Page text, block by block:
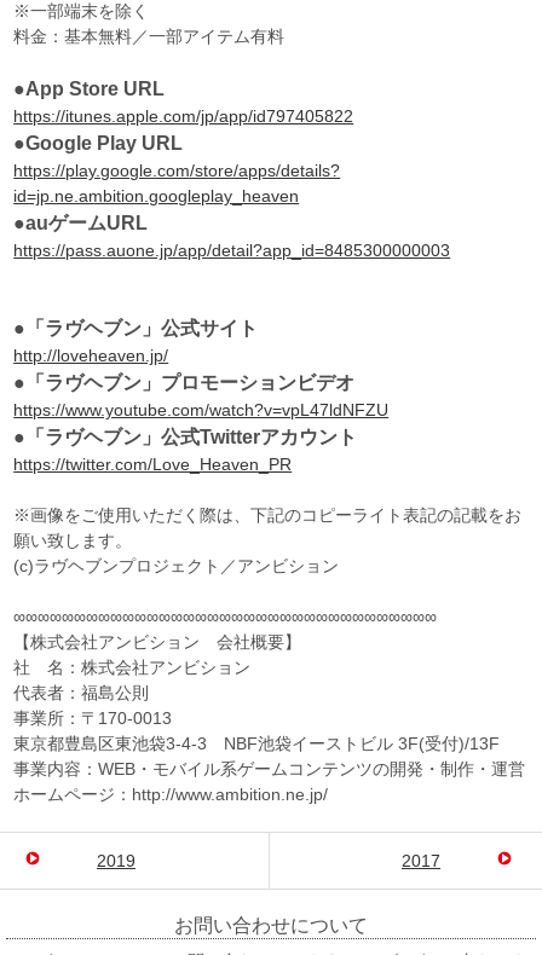
※一部端末を除く
料金：基本無料／一部アイテム有料
●App Store URL
https://itunes.apple.com/jp/app/id797405822
●Google Play URL
https://play.google.com/store/apps/details?
id=jp.ne.ambition.googleplay_heaven
●auゲームURL
https://pass.auone.jp/app/detail?app_id=8485300000003
●「ラヴヘブン」公式サイト
http://loveheaven.jp/
●「ラヴヘブン」プロモーションビデオ
https://www.youtube.com/watch?v=vpL47ldNFZU
●「ラヴヘブン」公式Twitterアカウント
https://twitter.com/Love_Heaven_PR
※画像をご使用いただく際は、下記のコピーライト表記の記載をお
願い致します。
(c)ラヴヘブンプロジェクト／アンビション
∞∞∞∞∞∞∞∞∞∞∞∞∞∞∞∞∞∞∞∞∞∞∞∞∞∞∞∞∞∞∞∞∞∞∞
【株式会社アンビション 会社概要】
社 名：株式会社アンビション
代表者：福島公則
事業所：〒170-0013
東京都豊島区東池袋3-4-3 NBF池袋イーストビル 3F(受付)/13F
事業内容：WEB・モバイル系ゲームコンテンツの開発・制作・運営
ホームページ：http://www.ambition.ne.jp/
2019 2017
お問い合わせについて